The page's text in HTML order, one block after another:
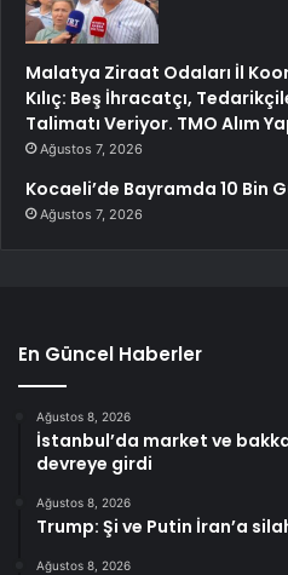
Malatya Ziraat Odaları İl
Kılıç: Beş İhracatçı,
Talimatı Veriyor. TMO Alım
Ağustos 7, 2026
Kocaeli’de Bayramda 10 Bin
Ağustos 7, 2026
En Güncel Haberler
Ağustos 8, 2026
İstanbul’da market ve
devreye girdi
Ağustos 8, 2026
Trump: Şi ve Putin İran’a
Ağustos 8, 2026